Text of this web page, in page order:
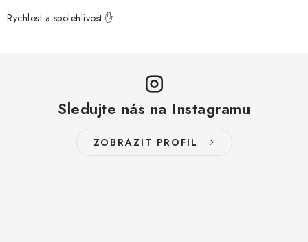
Rychlost a spolehlivost ✋
Sledujte nás na Instagramu
ZOBRAZIT PROFIL